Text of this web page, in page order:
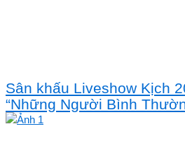
Sân khấu Liveshow Kịch
“Những Người Bình